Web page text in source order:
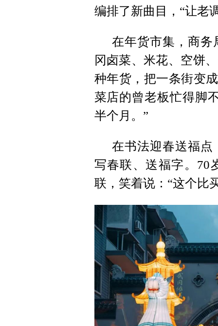
编排了新曲目，“让老
在年货市集，商务
冈卤菜、米花、空饼
种年货，把一条街变
菜店的曾老板忙得脚
半个月。”
在书法迎春送福点
写春联、送福字。70
联，笑着说：“这个比